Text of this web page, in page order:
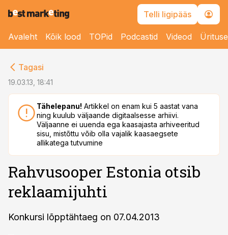
Telli ligipääs
Avaleht Kõik lood TOPid Podcastid Videod
Tagasi
19.03.13, 18:41
Tähelepanu! Artikkel on enam kui 5 aastat vana
ning kuulub väljaande digitaalsesse arhiivi.
Väljaanne ei uuenda ega kaasajasta arhiveeritud
sisu, mistõttu võib olla vajalik kaasaegsete
allikatega tutvumine
Rahvusooper Estonia otsib
reklaamijuhti
Konkursi lõpptähtaeg on 07.04.2013